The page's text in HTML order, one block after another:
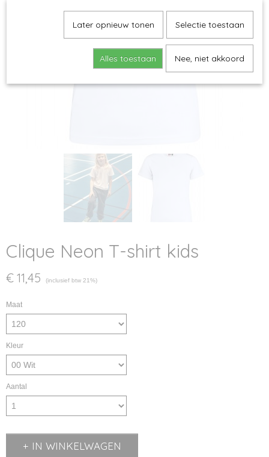
Clique Neon T-shirt kids
€ 11,45 (inclusief btw 21%)
Maat
Kleur
Aantal
IN WINKELWAGEN
Later opnieuw tonen Selectie toestaan
Alles toestaan Nee, niet akkoord